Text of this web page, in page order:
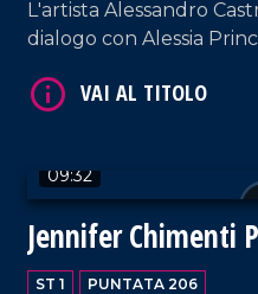
L'artista Alessandro
dialogo con Alessia
09:32
Jennifer Chimenti
ST 1 PUNTATA 206
VAI AL TITOLO